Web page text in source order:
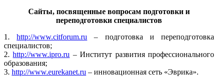
Сайты, посвященные вопросам подготовки и
переподготовки специалистов
1.http://www.citforum.ru – подготовка и переподготовка
специалистов;
2.http://www.ipro.ru – Институт развития профессионального
образования;
3. http://www.eurekanet.ru – инновационная сеть «Эврика».